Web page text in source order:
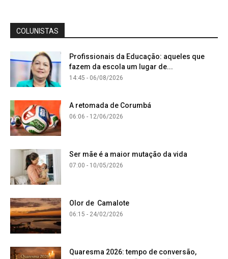
COLUNISTAS
Profissionais da Educação: aqueles que
fazem da escola um lugar de...
14:45 - 06/08/2026
A retomada de Corumbá
06:06 - 12/06/2026
Ser mãe é a maior mutação da vida
07:00 - 10/05/2026
Olor de Camalote
06:15 - 24/02/2026
Quaresma 2026: tempo de conversão,